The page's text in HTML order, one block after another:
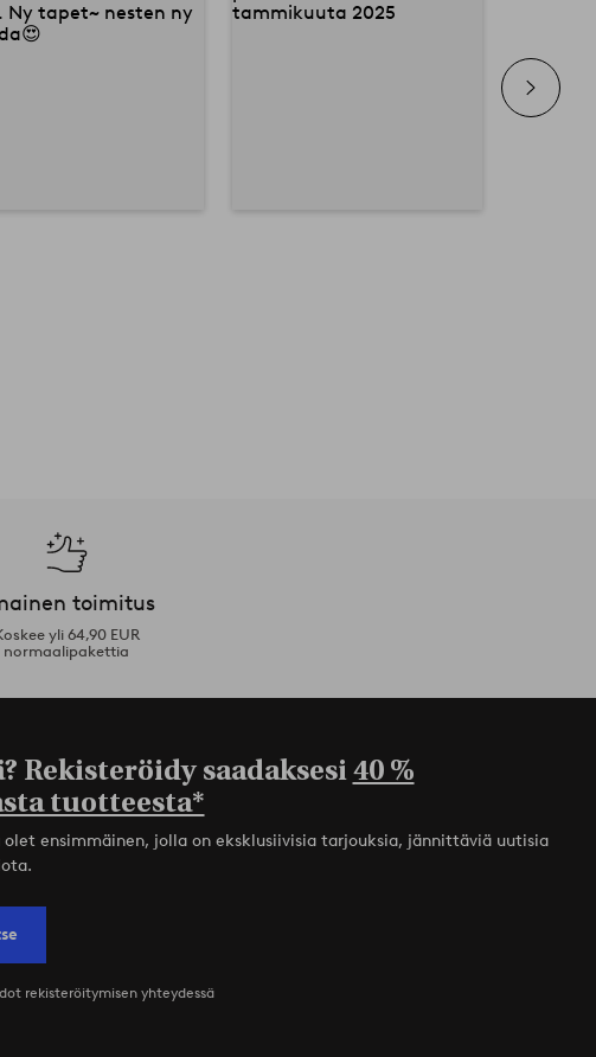
toimitus
yli 64,90 EUR
normaalipakettia
Rekisteröidy saadaksesi40 %
tuotteesta*
ensimmäinen, jolla on eksklusiivisia tarjouksia, jännittäviä uutisia
rekisteröitymisen yhteydessä